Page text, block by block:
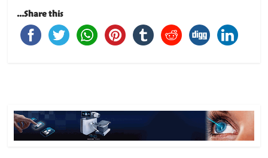
Share this...